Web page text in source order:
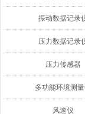
振动数据记录
压力数据记录
压力传感器
多功能环境测
风速仪